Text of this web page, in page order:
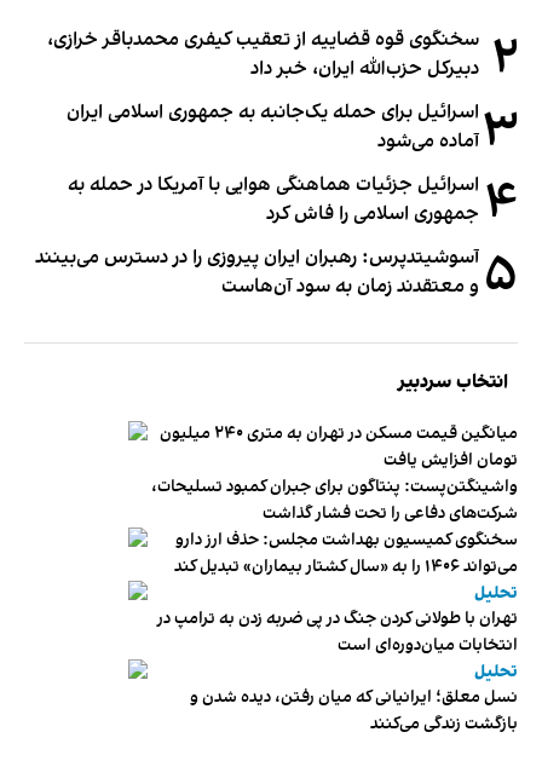
۲ سخنگوی قوه قضاییه از تعقیب کیفری محمدباقر خرازی،
دبیر‌کل حزب‌الله ایران، خبر داد
۳ اسرائیل برای حمله یک‌جانبه به جمهوری اسلامی ایران
آماده می‌شود
۴ اسرائیل جزئیات هماهنگی هوایی با آمریکا در حمله به
جمهوری اسلامی را فاش کرد
۵ آسوشیتدپرس: رهبران ایران پیروزی را در دسترس می‌بینند
و معتقدند زمان به سود آن‌هاست
انتخاب سردبیر
میانگین قیمت مسکن در تهران به متری ۲۴۰ میلیون
تومان افزایش یافت
واشینگتن‌پست: پنتاگون برای جبران کمبود تسلیحات،
شرکت‌های دفاعی را تحت فشار گذاشت
سخنگوی کمیسیون بهداشت مجلس: حذف ارز دارو
می‌تواند ۱۴۰۶ را به «سال کشتار بیماران» تبدیل کند
تحلیل
تهران با طولانی کردن جنگ در پی ضربه زدن به ترامپ در
انتخابات میان‌دوره‌ای است
تحلیل
نسل معلق؛ ایرانیانی که میان رفتن، دیده شدن و
بازگشت زندگی می‌کنند